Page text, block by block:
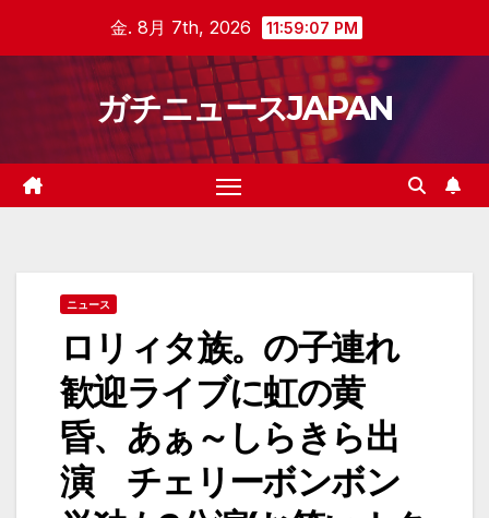
金. 8月 7th, 2026 11:59:08 PM
ガチニュースJAPAN
ニュース
ロリィタ族。の子連れ
歓迎ライブに虹の黄
昏、あぁ～しらきら出
演 チェリーボンボン